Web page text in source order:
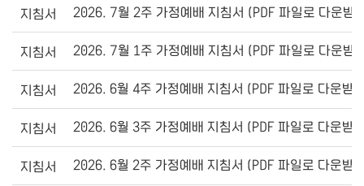
지침서 2026. 7월 2주 가정예배 지침서 (PDF 파일로 다운받
지침서 2026. 7월 1주 가정예배 지침서 (PDF 파일로 다운받
지침서 2026. 6월 4주 가정예배 지침서 (PDF 파일로 다운받
지침서 2026. 6월 3주 가정예배 지침서 (PDF 파일로 다운받
지침서 2026. 6월 2주 가정예배 지침서 (PDF 파일로 다운받